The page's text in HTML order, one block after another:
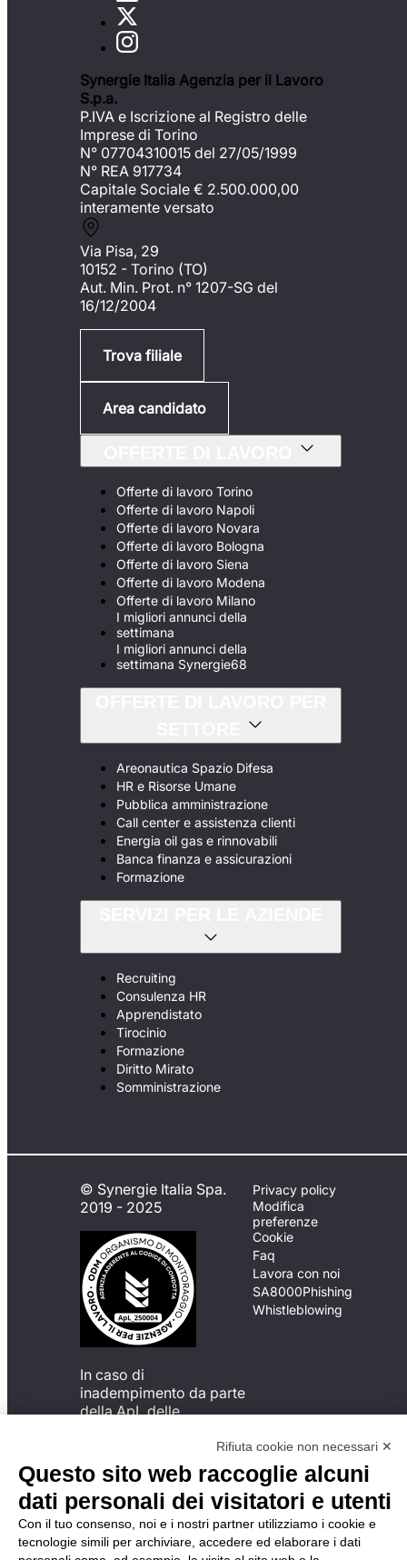
Synergie Italia Agenzia per il Lavoro
S.p.a.
P.IVA e Iscrizione al Registro delle
Imprese di Torino
N° 07704310015 del 27/05/1999
N° REA 917734
Capitale Sociale € 2.500.000,00
interamente versato
Via Pisa, 29
10152 - Torino (TO)
Aut. Min. Prot. n° 1207-SG del
16/12/2004
Trova filiale
Area candidato
Offerte di lavoro Torino
Offerte di lavoro Napoli
Offerte di lavoro Novara
Offerte di lavoro Bologna
Offerte di lavoro Siena
Offerte di lavoro Modena
Offerte di lavoro Milano
I migliori annunci della
settimana
I migliori annunci della
settimana Synergie68
Areonautica Spazio Difesa
HR e Risorse Umane
Pubblica amministrazione
Call center e assistenza clienti
Energia oil gas e rinnovabili
Banca finanza e assicurazioni
Formazione
Recruiting
Consulenza HR
Apprendistato
Tirocinio
Formazione
Diritto Mirato
Somministrazione
© Synergie Italia Spa.
2019 - 2025
In caso di
inadempimento da parte
della ApL delle
del Codice di Condotta, è
possibile presentare un
reclamo
all’Organismo di
Monitoraggio utilizzando
una delle modalità
descritte al seguente
Privacy policy
Modifica
preferenze
Cookie
Faq
Lavora con noi
SA8000Phishing
Whistleblowing
Rifiuta cookie non necessari ✕
Questo sito web raccoglie alcuni
dati personali dei visitatori e utenti
Con il tuo consenso, noi e i nostri partner utilizziamo i cookie e
tecnologie simili per archiviare, accedere ed elaborare i dati